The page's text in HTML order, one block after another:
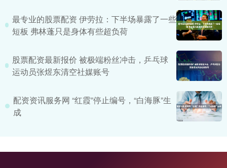
最专业的股票配资 伊劳拉：下半场暴露了一些
短板 弗林蓬只是身体有些超负荷
股票配资最新报价 被极端粉丝冲击，乒乓球
运动员张煜东清空社媒账号
配资资讯服务网 “红霞”停止编号，“白海豚”生
成